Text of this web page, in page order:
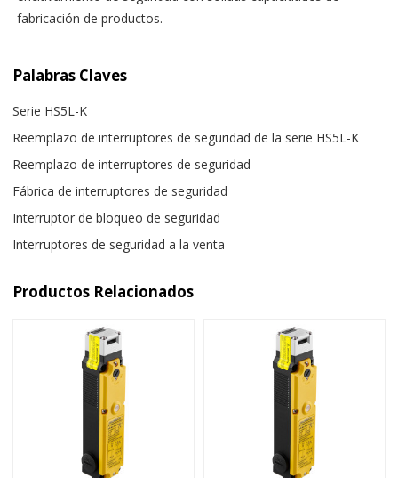
fabricación de productos.
Palabras Claves
Serie HS5L-K
Reemplazo de interruptores de seguridad de la serie HS5L-K
Reemplazo de interruptores de seguridad
Fábrica de interruptores de seguridad
Interruptor de bloqueo de seguridad
Interruptores de seguridad a la venta
Productos Relacionados